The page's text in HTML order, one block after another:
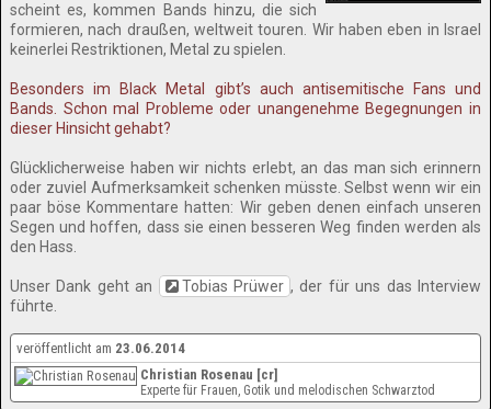
scheint es, kommen Bands hinzu, die sich
formieren, nach draußen, weltweit touren. Wir haben eben in Israel
keinerlei Restriktionen, Metal zu spielen.
Besonders im Black Metal gibt’s auch antisemitische Fans und
Bands. Schon mal Probleme oder unangenehme Begegnungen in
dieser Hinsicht gehabt?
Glücklicherweise haben wir nichts erlebt, an das man sich erinnern
oder zuviel Aufmerksamkeit schenken müsste. Selbst wenn wir ein
paar böse Kommentare hatten: Wir geben denen einfach unseren
Segen und hoffen, dass sie einen besseren Weg finden werden als
den Hass.
Unser Dank geht an Tobias Prüwer , der für uns das Interview
führte.
veröffentlicht am 23.06.2014
Christian Rosenau [cr]
Experte für Frauen, Gotik und melodischen Schwarztod